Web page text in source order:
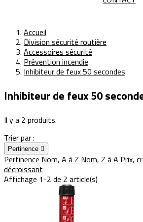
Accueil
Division sécurité routière
Accessoires sécurité
Prévention incendie
Inhibiteur de feux 50 secondes
Inhibiteur de feux 50
Il y a 2 produits.
Trier par :
Pertinence 
Pertinence Nom, A à Z Nom, Z à A Prix,
décroissant
Affichage 1-2 de 2 article(s)